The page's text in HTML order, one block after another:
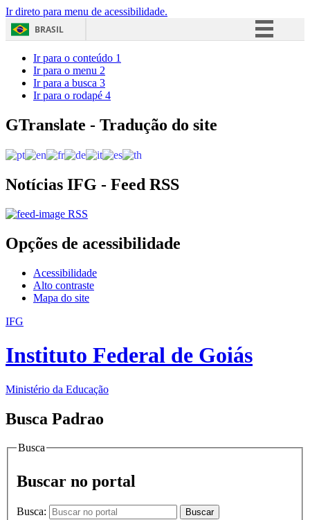
Ir direto para menu de acessibilidade.
BRASIL
Acesso à informação
Ir para o conteúdo 1
Ir para o menu 2
Ir para a busca 3
Ir para o rodapé 4
GTranslate - Tradução do site
Notícias IFG - Feed RSS
RSS
Opções de acessibilidade
Acessibilidade
Alto contraste
Mapa do site
IFG
Instituto Federal de Goiás
Ministério da Educação
Busca Padrao
Busca
Buscar no portal
Busca: Buscar